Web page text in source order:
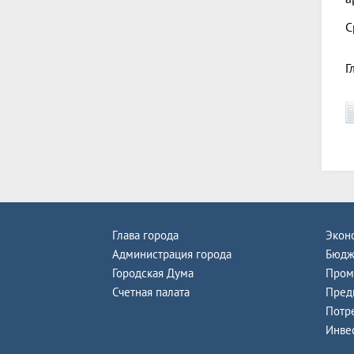
Глава города
Администрация города
Городская Дума
Счетная палата